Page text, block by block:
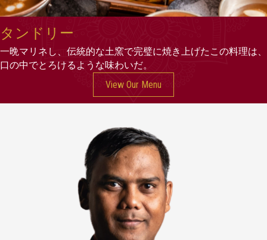
タンドリー
一晩マリネし、伝統的な土窯で完璧に焼き上げたこの料理は、
口の中でとろけるような味わいだ。
View Our Menu